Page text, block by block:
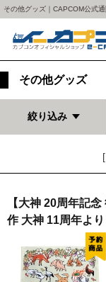
その他グッズ｜CAPCOM公式通
その他グッズ
絞り込み
【大神 20周年記
作 大神 11周年より